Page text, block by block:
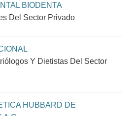
BIODENTA
Del Sector Privado
Y Dietistas Del Sector
HUBBARD DE